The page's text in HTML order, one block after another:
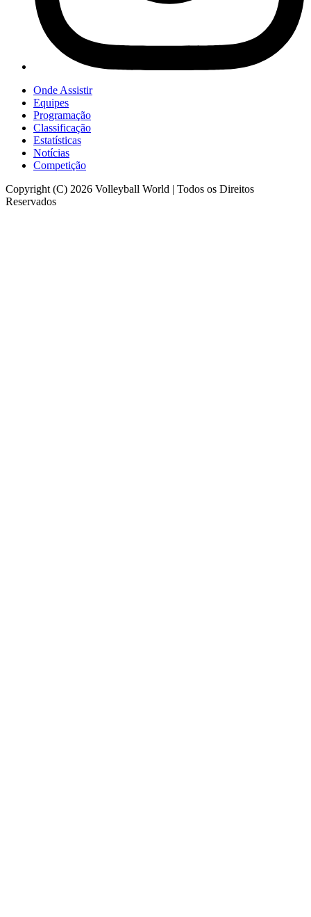
Onde Assistir
Equipes
Programação
Classificação
Estatísticas
Notícias
Competição
Copyright (C) 2026 Volleyball World | Todos os Direitos
Reservados